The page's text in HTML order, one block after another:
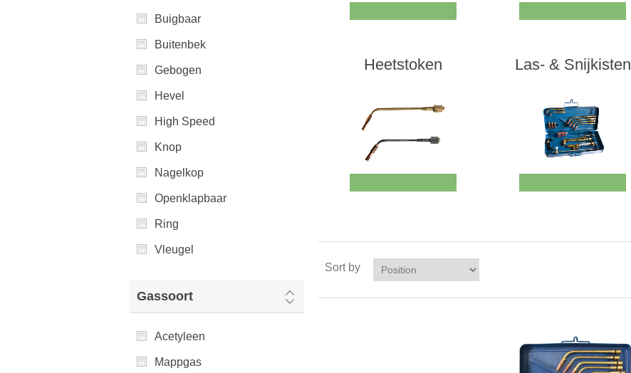
Buigbaar
Buitenbek
Gebogen
Hevel
High Speed
Knop
Nagelkop
Openklapbaar
Ring
Vleugel
Gassoort
Acetyleen
Mappgas
Heetstoken Las- & Snijkisten
Sort by